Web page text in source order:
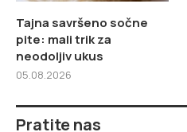
Tajna savršeno sočne
pite: mali trik za
neodoljiv ukus
05.08.2026
Pratite nas